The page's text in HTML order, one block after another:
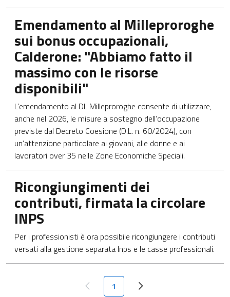
Emendamento al Milleproroghe
sui bonus occupazionali,
Calderone: "Abbiamo fatto il
massimo con le risorse
disponibili"
L’emendamento al DL Milleproroghe consente di utilizzare,
anche nel 2026, le misure a sostegno dell’occupazione
previste dal Decreto Coesione (D.L. n. 60/2024), con
un’attenzione particolare ai giovani, alle donne e ai
lavoratori over 35 nelle Zone Economiche Speciali.
Ricongiungimenti dei
contributi, firmata la circolare
INPS
Per i professionisti è ora possibile ricongiungere i contributi
versati alla gestione separata Inps e le casse professionali.
Paginazione
Pagina precedente
Pagina attuale
1 Next page